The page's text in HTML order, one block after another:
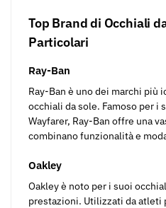
Top Brand di Occhiali da Sole Uomo
Particolari
Ray-Ban
Ray-Ban è uno dei marchi più iconici nel mondo degli
occhiali da sole. Famoso per i
Wayfarer, Ray-Ban offre una
combinano funzionalità e
Oakley
Oakley è noto per i suoi occhiali sportivi ad alte
prestazioni. Utilizzati da